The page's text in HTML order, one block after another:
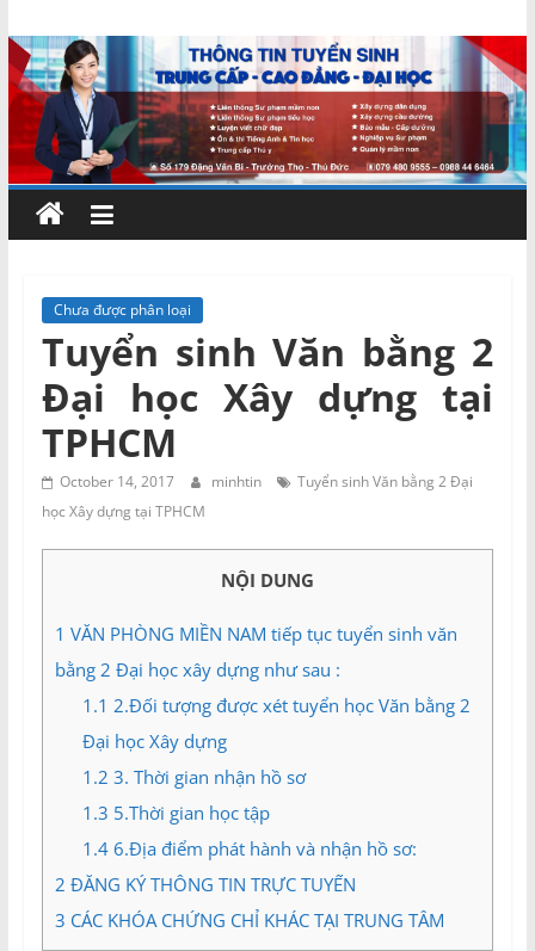
to
content
Chứng
chỉ
ngắn
hạn
–
MIENNAM
Education
Đào
tạo
Miền
Nam
Chưa được phân loại
Tuyển sinh Văn bằng 2
Đại học Xây dựng tại
TPHCM
October 14, 2017 minhtin
Tuyển sinh Văn bằng 2 Đại
học Xây dựng tại TPHCM
NỘI DUNG
1 VĂN PHÒNG MIỀN NAM tiếp tục tuyển sinh văn
bằng 2 Đại học xây dựng như sau :
1.1 2.Đối tượng được xét tuyển học Văn bằng 2
Đại học Xây dựng
1.2 3. Thời gian nhận hồ sơ
1.3 5.Thời gian học tập
1.46.Địa điểm phát hành và nhận hồ sơ:
2 ĐĂNG KÝ THÔNG TIN TRỰC TUYẾN
3 CÁC KHÓA CHỨNG CHỈ KHÁC TẠI TRUNG TÂM